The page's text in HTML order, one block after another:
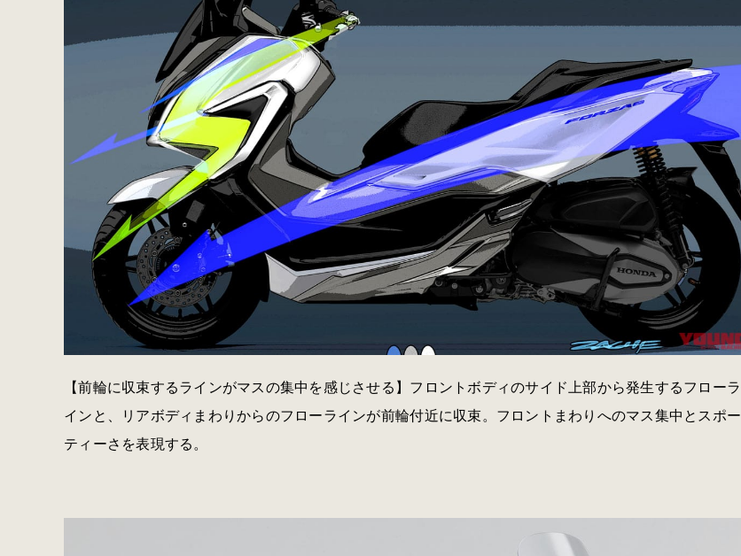
【前輪に収束するラインがマスの集中を感じさせる】フロントボディのサイド上部から発生するフローラ
インと、リアボディまわりからのフローラインが前輪付近に収束。フロントまわりへのマス集中とスポー
ティーさを表現する。